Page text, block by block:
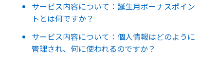
サービス内容について：誕生月ボーナスポイン
トとは何ですか？
サービス内容について：個人情報はどのように
管理され、何に使われるのですか？